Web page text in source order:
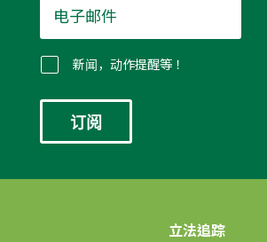
子
邮
件
新闻，动作提醒等！
立法追踪